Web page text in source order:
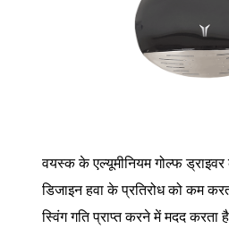
वयस्क के एल्यूमीनियम गोल्फ ड्राइवर
डिजाइन हवा के प्रतिरोध को कम
स्विंग गति प्राप्त करने में मदद